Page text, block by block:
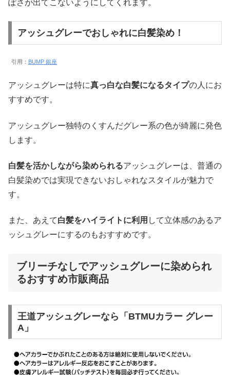
ぽさが出てこないようにしてくれます。
アッシュグレーでおしゃれに白髪染め！
引用： BUMP 銀座
アッシュグレーは特に真っ白な白髪になるタイプの人にお
すすめです。
アッシュグレー独特のくすんだグレー系の色が綺麗に発色
します。
白髪を活かしながら染められるアッシュグレーは、普通の
白髪染めでは実現できないおしゃれなスタイルが魅力で
す。
また、あえて白髪をハイライトに利用 して立体感のあるア
ッシュグレーにするのもおすすめです。
ブリーチなしでアッシュグレーに染められ
るおすすめ市販商品
王道アッシュグレーなら「BTMUカラー グレー
A」